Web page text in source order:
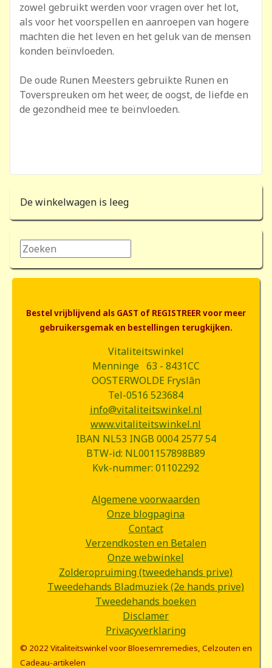
zowel gebruikt werden voor vragen over het lot,
als voor het voorspellen en aanroepen van hogere
machten die het leven en het geluk van de mensen
konden beïnvloeden.
De oude Runen Meesters gebruikte Runen en
Toverspreuken om het weer, de oogst, de liefde en
de gezondheid mee te beïnvloeden.
De winkelwagen is leeg
Zoeken...
Bestel vrijblijvend als GAST of REGISTREER voor meer
gebruikersgemak en bestellingen terugkijken.
Vitaliteitswinkel
Menninge 63 - 8431CC
OOSTERWOLDE Fryslân
Tel-0516 523684
info@vitaliteitswinkel.nl
www.vitaliteitswinkel.nl
IBAN NL53 INGB 0004 2577 54
BTW-id: NL001157898B89
Kvk-nummer: 01102292
Algemene voorwaarden
Onze blogpagina
Contact
Verzendkosten en Betalen
Onze webwinkel
Zolderopruiming (tweedehands prive)
Tweedehands Bladmuziek (2e hands prive)
Tweedehands boeken
Disclamer
Privacyverklaring
© 2022 Vitaliteitswinkel voor Bloesemremedies, Celzouten en
Cadeau-artikelen